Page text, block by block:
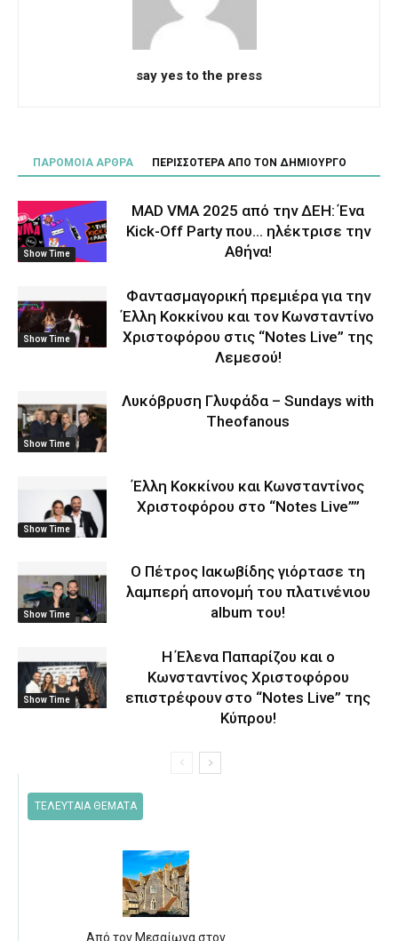
say yes to the press
ΠΑΡΟΜΟΙΑ ΑΡΘΡΑ ΠΕΡΙΣΣΟΤΕΡΑ ΑΠΟ ΤΟΝ ΔΗΜΙΟΥΡΓΟ
Show Time
MAD VMA 2025 από την ΔΕΗ: Ένα
Kick-Off Party που… ηλέκτρισε την
Αθήνα!
Show Time
Φαντασμαγορική πρεμιέρα για την
Έλλη Κοκκίνου και τον Κωνσταντίνο
Χριστοφόρου στις “Notes Live” της
Λεμεσού!
Show Time
Λυκόβρυση Γλυφάδα – Sundays with
Theofanous
Show Time
Έλλη Κοκκίνου και Κωνσταντίνος
Χριστοφόρου στο “Notes Live””
Show Time
O Πέτρος Ιακωβίδης γιόρτασε τη
λαμπερή απονομή του πλατινένιου
album του!
Show Time
H Έλενα Παπαρίζου και ο
Κωνσταντίνος Χριστοφόρου
επιστρέφουν στο “Notes Live” της
Κύπρου!
ΤΕΛΕΥΤΑΙΑ ΘΕΜΑΤΑ
Από τον Μεσαίωνα στον